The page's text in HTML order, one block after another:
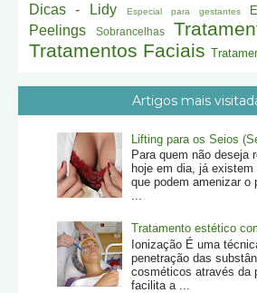
Dicas - Lidy Especial para gestantes
Peelings Sobrancelhas
Tratamentos Faciais
Artigos mais
Lifting para os Seios
Para quem não deseja
hoje em dia, já
que podem amenizar o
...
Tratamento estético
Ionização É uma
penetração das
cosméticos através da
facilita a ...